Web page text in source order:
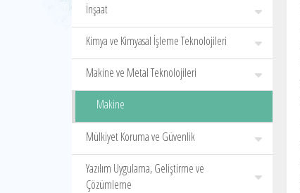
İnşaat
Kimya ve Kimyasal İşleme Teknolojileri
Makine ve Metal Teknolojileri
Makine
Mülkiyet Koruma ve Güvenlik
Yazılım Uygulama, Geliştirme ve
Çözümleme